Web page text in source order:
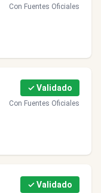
Con Fuentes Oficiales
✓ Validado
Con Fuentes Oficiales
✓ Validado